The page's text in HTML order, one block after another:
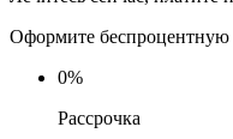
Оформите беспроцентную
0%
Рассрочка